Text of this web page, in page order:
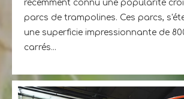
récemment connu une popularité
parcs de trampolines. Ces parcs,
une superficie impressionnante de
carrés...